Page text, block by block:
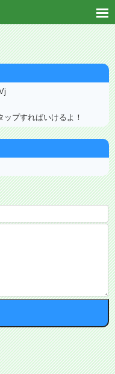
プすればいけるよ！